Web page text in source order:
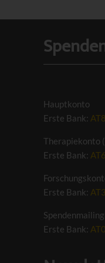
Hauptkonto
Erste Bank:
Therapiekonto
Erste Bank:
Erste Bank:
Erste Bank: